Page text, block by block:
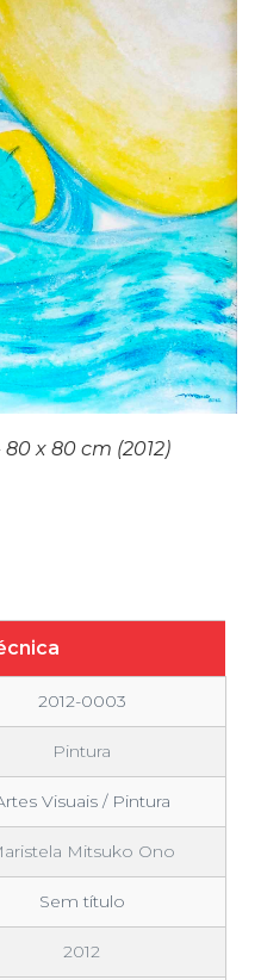
x 80 cm (2012)
2012-0003
Pintura
Visuais / Pintura
Mitsuko Ono
Sem título
2012